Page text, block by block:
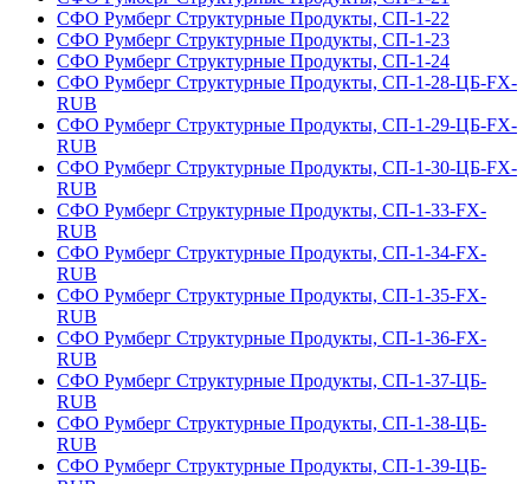
СФО Румберг Структурные Продукты, СП-1-22
СФО Румберг Структурные Продукты, СП-1-23
СФО Румберг Структурные Продукты, СП-1-24
СФО Румберг Структурные Продукты, СП-1-28-ЦБ-FX-
RUB
СФО Румберг Структурные Продукты, СП-1-29-ЦБ-FX-
RUB
СФО Румберг Структурные Продукты, СП-1-30-ЦБ-FX-
RUB
СФО Румберг Структурные Продукты, СП-1-33-FX-
RUB
СФО Румберг Структурные Продукты, СП-1-34-FX-
RUB
СФО Румберг Структурные Продукты, СП-1-35-FX-
RUB
СФО Румберг Структурные Продукты, СП-1-36-FX-
RUB
СФО Румберг Структурные Продукты, СП-1-37-ЦБ-
RUB
СФО Румберг Структурные Продукты, СП-1-38-ЦБ-
RUB
СФО Румберг Структурные Продукты, СП-1-39-ЦБ-